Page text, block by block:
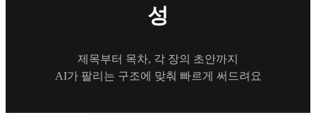
성
제목부터 목차, 각 장의 초안까지
AI가 팔리는 구조에 맞춰 빠르게 써드려요